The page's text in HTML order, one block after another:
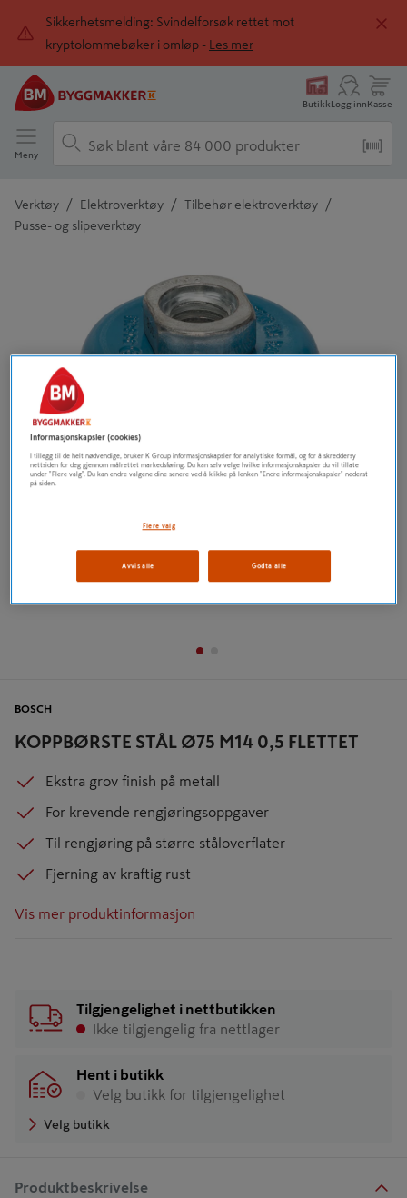
Sikkerhetsmelding: Svindelforsøk rettet mot
kryptolommebøker i omløp -
Les mer
ButikkLogg innKasse
Meny
Verktøy / Elektroverktøy / Tilbehør elektroverktøy /
Pusse- og slipeverktøy
Tidligere
KOPPBØRSTE STÅL Ø75 M14 0,5 FLETTET
BOSCH
Ekstra grov finish på metall
For krevende rengjøringsoppgaver
Til rengjøring på større ståloverflater
Fjerning av kraftig rust
Vis mer produktinformasjon
Tilgjengelighet i nettbutikken
Ikke tilgjengelig fra nettlager
Hent i butikk
Velg butikk for tilgjengelighet
Velg butikk
Produktbeskrivelse
Informasjonskapsler (cookies)
I tillegg til de helt nødvendige, bruker K Group informasjonskapsler for analytiske formål, og for å skreddersy
nettsiden for deg gjennom målrettet markedsføring. Du kan selv velge hvilke informasjonskapsler du vil tillate
under "Flere valg". Du kan endre valgene dine senere ved å klikke på lenken "Endre informasjonskapsler" nederst
på siden.
Flere valg
Avvis alle Godta alle